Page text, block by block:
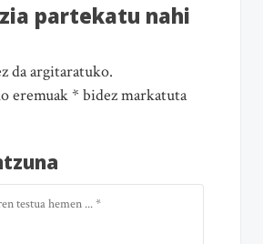
partekatu nahi
da argitaratuko.
eremuak * bidez markatuta